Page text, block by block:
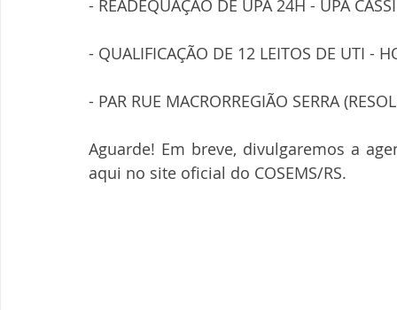
- READEQUAÇÃO DE UPA 24H - UPA
- QUALIFICAÇÃO DE 12 LEITOS DE UTI -
- PAR RUE MACRORREGIÃO SERRA
Aguarde! Em breve, divulgaremos a
aqui no site oficial do COSEMS/RS.